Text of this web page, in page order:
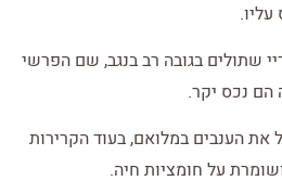
שתולים בגובה רב בנגב, שם הפרשי
הם נכס יקר.
הענבים במלואם, בעוד הקרירות
על חומציות חיה.